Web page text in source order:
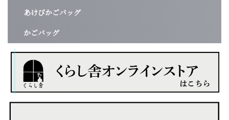
あけびかごバッグ
かごバッグ